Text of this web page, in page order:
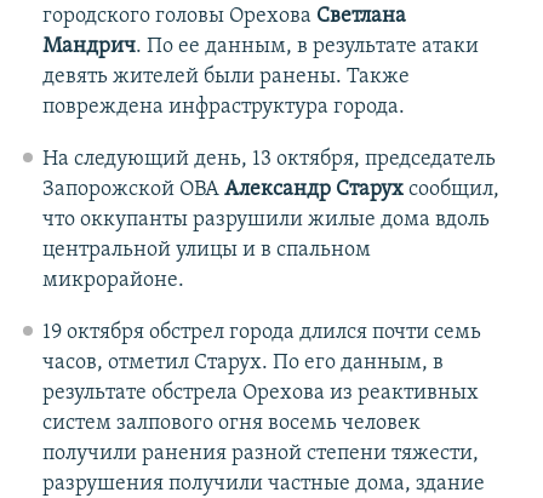
городского головы Орехова Светлана
Мандрич. По ее данным, в результате атаки
девять жителей были ранены. Также
повреждена инфраструктура города.
На следующий день, 13 октября, председатель
Запорожской ОВА Александр Старухсообщил,
что оккупанты разрушили жилые дома вдоль
центральной улицы и в спальном
микрорайоне.
19 октября обстрел города длился почти семь
часов, отметил Старух. По его данным, в
результате обстрела Орехова из реактивных
систем залпового огня восемь человек
получили ранения разной степени тяжести,
разрушения получили частные дома, здание